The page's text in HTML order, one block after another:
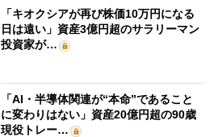
「キオクシアが再び株価10万円になる
日は遠い」資産3億円超のサラリーマン
投資家が…
「AI・半導体関連が“本命”であること
に変わりはない」資産20億円超の90歳
現役トレー…